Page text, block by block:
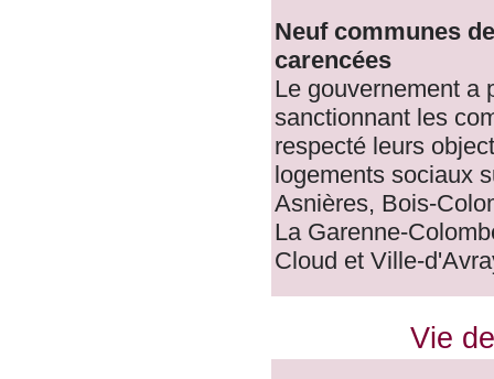
Neuf communes
carencées
Le gouvernement a
sanctionnant les
respecté leurs
logements sociaux
Asnières, Bois-
La Garenne-
Cloud et Ville-
Vie